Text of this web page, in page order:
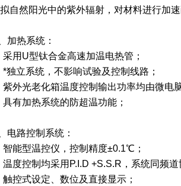
自然阳光中的紫外辐射，对材料进行加
加热系统：
采用 U型钛合金高速加温电热管；
*独立系统，不影响试验及控制线路；
紫外光老化箱温度控制输出功率均由微电
具有加热系统的防超温功能；
电路控制系统：
智能型温控仪，控制精度±0.1℃；
温度控制均采用 P.I.D +S.S.R ，系统同频
触控式设定、数位及直接显示；